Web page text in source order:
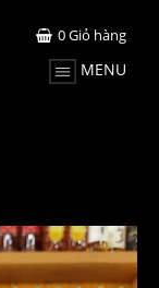
0Giỏ hàng
MENU